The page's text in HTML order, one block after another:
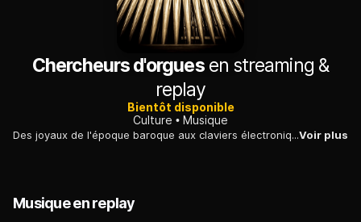
Chercheurs d'orguesen streaming &
replay
Bientôt disponible
Culture
Musique
Des joyaux de l'époque baroque aux claviers électroniques, ce documentaire voyage à travers le temps et l'Europe sur les traces de l'instrument.Voir plus
Musique en replay